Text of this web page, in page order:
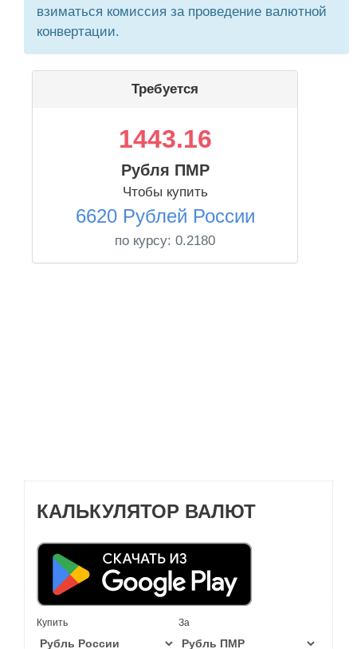
взиматься комиссия за проведение валютной
конвертации.
Требуется
1443.16
Рубля ПМР
Чтобы купить
6620 Рублей России
по курсу: 0.2180
КАЛЬКУЛЯТОР ВАЛЮТ
Купить За